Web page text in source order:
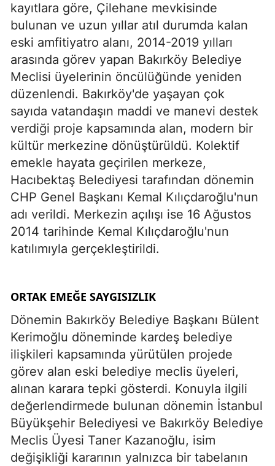
kayıtlara göre, Çilehane mevkisinde
bulunan ve uzun yıllar atıl durumda kalan
eski amfitiyatro alanı, 2014-2019 yılları
arasında görev yapan Bakırköy Belediye
Meclisi üyelerinin öncülüğünde yeniden
düzenlendi. Bakırköy'de yaşayan çok
sayıda vatandaşın maddi ve manevi destek
verdiği proje kapsamında alan, modern bir
kültür merkezine dönüştürüldü. Kolektif
emekle hayata geçirilen merkeze,
Hacıbektaş Belediyesi tarafından dönemin
CHP Genel Başkanı Kemal Kılıçdaroğlu'nun
adı verildi. Merkezin açılışı ise 16 Ağustos
2014 tarihinde Kemal Kılıçdaroğlu'nun
katılımıyla gerçekleştirildi.
ORTAK EMEĞE SAYGISIZLIK
Dönemin Bakırköy Belediye Başkanı Bülent
Kerimoğlu döneminde kardeş belediye
ilişkileri kapsamında yürütülen projede
görev alan eski belediye meclis üyeleri,
alınan karara tepki gösterdi. Konuyla ilgili
değerlendirmede bulunan dönemin İstanbul
Büyükşehir Belediyesi ve Bakırköy Belediye
Meclis Üyesi Taner Kazanoğlu, isim
değişikliği kararının yalnızca bir tabelanın